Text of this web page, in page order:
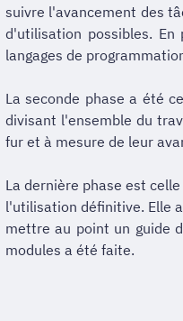
suivre l'avancement des
d'utilisation possibles.
langages de
La seconde phase a été
divisant l'ensemble du
fur et à mesure de leur
La dernière phase est
l'utilisation définitive. Elle
mettre au point un guide
modules a été faite.